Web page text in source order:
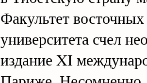
Факультет
университета счел
издание XI